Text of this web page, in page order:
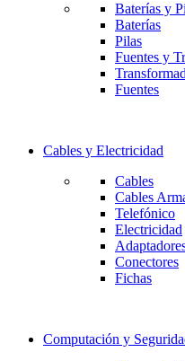
Baterías y
Baterías
Pilas
Fuentes y
Fuentes
Cables y Electricidad
Cables
Cables
Telefónico
Electricidad
Conectores
Fichas
Computación y